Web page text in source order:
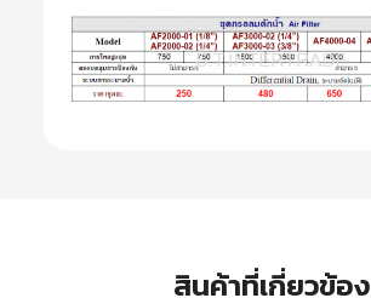
สินค้าที่เกี่ยวข้อง